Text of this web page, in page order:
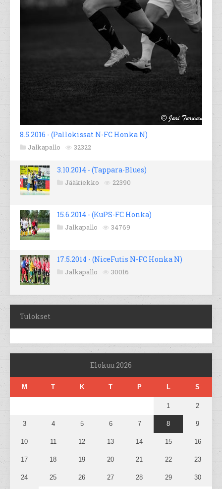
8.5.2016 - (Pallokissat N-FC Honka N)
Jalkapallo 32322
3.10.2014 - (Tappara-Blues)
Jääkiekko 22390
15.6.2014 - (KuPS-FC Honka)
Jalkapallo 34769
17.5.2014 - (NiceFutis N-FC Honka N)
Jalkapallo 30016
Tulokset
Elokuu 2026
M T K T P L S
1 2
3 4 5 6 7 8 9
10 11 12 13 14 15 16
17 18 19 20 21 22 23
24 25 26 27 28 29 30